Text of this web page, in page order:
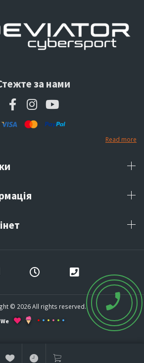
за нами
Read more
© 2026 All rights reserved.
We